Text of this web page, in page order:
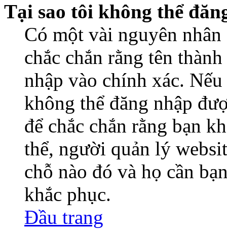
Tại sao tôi không thể
Có một vài nguyên
chắc chắn rằng tên
nhập vào chính xác.
không thể đăng nhập
để chắc chắn rằng bạn
thể, người quản lý
chỗ nào đó và họ cần
khắc phục.
Đầu trang